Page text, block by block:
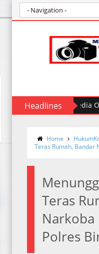
HeadlinesMedia
Home
Teras Rumah, Bandar
Teras
Narkoba
Polres